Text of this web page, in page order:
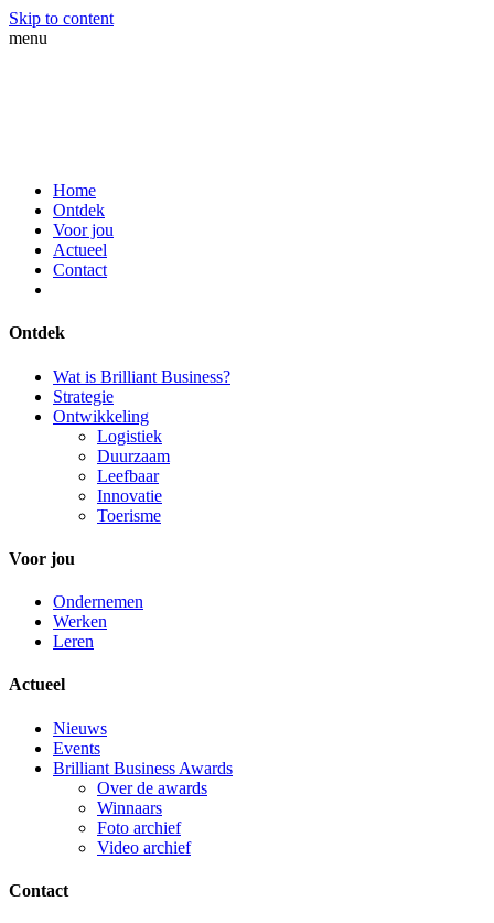
Skip to content
menu
Home
Ontdek
Voor jou
Actueel
Contact
Ontdek
Wat is Brilliant Business?
Strategie
Ontwikkeling
Logistiek
Duurzaam
Leefbaar
Innovatie
Toerisme
Voor jou
Ondernemen
Werken
Leren
Actueel
Nieuws
Events
Brilliant Business Awards
Over de awards
Winnaars
Foto archief
Video archief
Contact